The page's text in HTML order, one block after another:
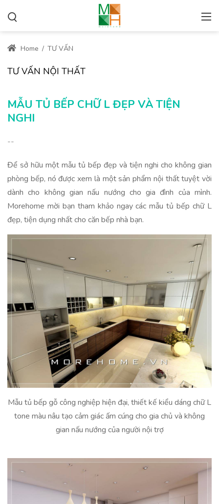
Home / TƯ VẤN
TƯ VẤN NỘI THẤT
MẪU TỦ BẾP CHỮ L ĐẸP VÀ TIỆN
NGHI
--
Để sở hữu một mẫu tủ bếp đẹp và tiện nghi cho không gian
phòng bếp, nó được xem là một sản phẩm nội thất tuyệt vời
dành cho không gian nấu nướng cho gia đình của mình.
Morehome mời bạn tham khảo ngay các mẫu tủ bếp chữ L
đẹp, tiện dụng nhất cho căn bếp nhà bạn.
Mẫu tủ bếp gỗ công nghiệp hiện đại, thiết kế kiểu dáng chữ L
tone màu nâu tạo cảm giác ấm cúng cho gia chủ và không
gian nấu nướng của người nội trợ